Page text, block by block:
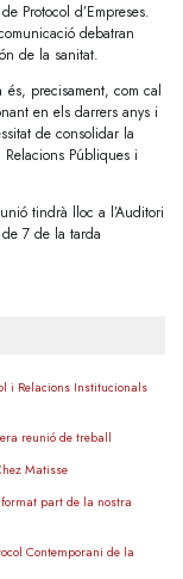
Protocol d’Empreses.
debatran
de la sanitat.
precisament, com cal
en els darrers anys i
de consolidar la
Públiques i
tindrà lloc a l’Auditori
7 de la tarda
i Relacions Institucionals
reunió de treball
Matisse
part de la nostra
Contemporani de la